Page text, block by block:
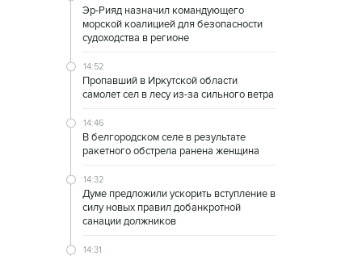
Эр-Рияд назначил командующего
морской коалицией для безопасности
судоходства в регионе
14:52
Пропавший в Иркутской области
самолет сел в лесу из-за сильного ветра
14:46
В белгородском селе в результате
ракетного обстрела ранена женщина
14:32
Думе предложили ускорить вступление в
силу новых правил добанкротной
санации должников
14:31